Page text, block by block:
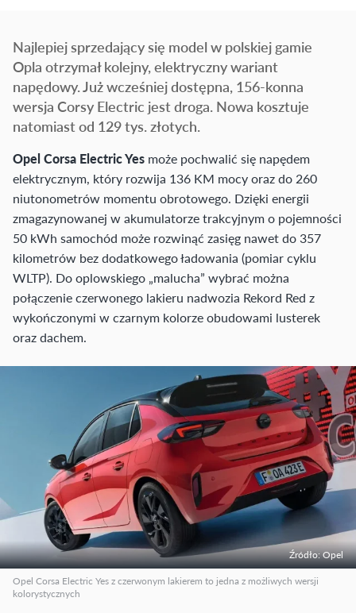
Najlepiej sprzedający się model w polskiej gamie
Opla otrzymał kolejny, elektryczny wariant
napędowy. Już wcześniej dostępna, 156-konna
wersja Corsy Electric jest droga. Nowa kosztuje
natomiast od 129 tys. złotych.
Opel Corsa Electric Yes może pochwalić się napędem
elektrycznym, który rozwija 136 KM mocy oraz do 260
niutonometrów momentu obrotowego. Dzięki energii
zmagazynowanej w akumulatorze trakcyjnym o pojemności
50 kWh samochód może rozwinąć zasięg nawet do 357
kilometrów bez dodatkowego ładowania (pomiar cyklu
WLTP). Do oplowskiego „malucha” wybrać można
połączenie czerwonego lakieru nadwozia Rekord Red z
wykończonymi w czarnym kolorze obudowami lusterek
oraz dachem.
Źródło: Opel
Opel Corsa Electric Yes z czerwonym lakierem to jedna z możliwych wersji
kolorystycznych